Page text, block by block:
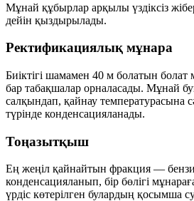
Мұнай құбырлар арқылы үздіксіз
дейін қыздырылады.
Ректификациялық мұнара
Биіктігі шамамен 40 м болатын болат
бар табақшалар орналасады. Мұнай
салқындап, қайнау температурасына
түрінде конденсацияланады.
Тоңазытқыш
Ең жеңіл қайнайтын фракция —
конденсацияланып, бір бөлігі
үрдіс көтерілген булардың қосымша